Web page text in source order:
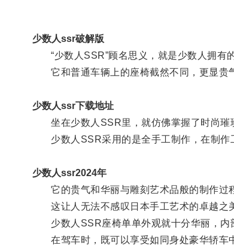
少数人ssr破解版
“少数人SSR”顾名思义，就是少数人拥有
它和普通车辆上的座椅截然不同，更显贵
少数人ssr下载地址
坐在少数人SSR里，就仿佛掌握了时尚璀
少数人SSR采用的是全手工制作，在制作
少数人ssr2024年
它的贵气和华丽与雕刻艺术品般的制作过
这让人无法不感叹日本手工艺术的卓越之
少数人SSR座椅单单外观就十分华丽，内
在驾车时，既可以享受如同身处豪华轿车